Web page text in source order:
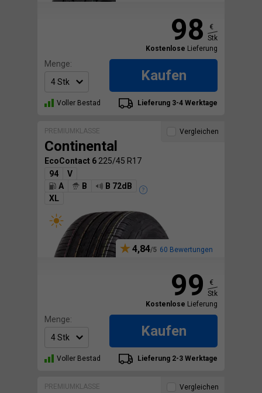
98
€
Stk
Kostenlose Lieferung
Menge:
Kaufen
Voller Bestad Lieferung 3-4 Werktage
PREMIUMKLASSE
Continental
EcoContact 6 225/45 R17
94
V
A
B
B 72dB
XL
4,84 60 Bewertungen
Vergleichen
99
€
Stk
Kostenlose Lieferung
Menge:
Kaufen
Voller Bestad Lieferung 2-3 Werktage
PREMIUMKLASSE Vergleichen